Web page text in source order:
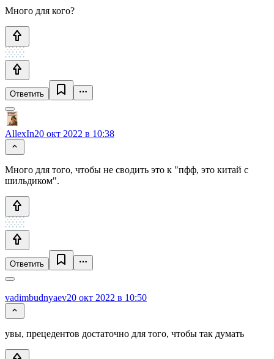
Много для кого?
Ответить
AllexIn20 окт 2022 в 10:38
Много для того, чтобы не сводить это к "пфф, это китай с
шильдиком".
Ответить
vadimbudnyaev20 окт 2022 в 10:50
увы, прецедентов достаточно для того, чтобы так думать